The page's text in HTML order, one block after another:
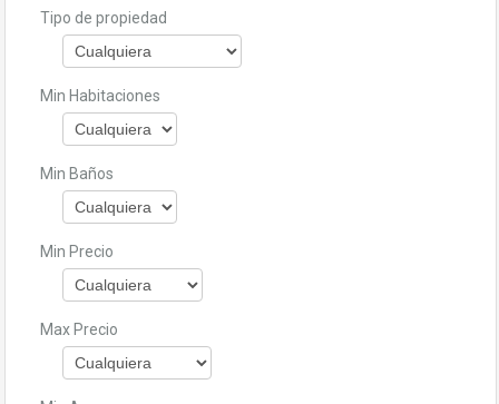
Tipo de propiedad
Min Habitaciones
Min Baños
Min Precio
Max Precio